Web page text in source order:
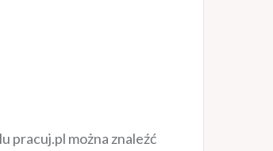
pracuj.pl można znaleźć